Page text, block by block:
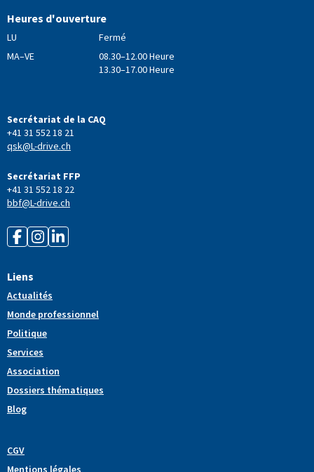
Heures d'ouverture
LU
Fermé
MA–VE
08.30–12.00 Heure
13.30–17.00 Heure
Secrétariat de la CAQ
+41 31 552 18 21
qsk@L-drive.ch
Secrétariat FFP
+41 31 552 18 22
bbf@L-drive.ch
Liens
Actualités
Monde professionnel
Politique
Services
Association
Dossiers thématiques
Blog
CGV
Mentions légales